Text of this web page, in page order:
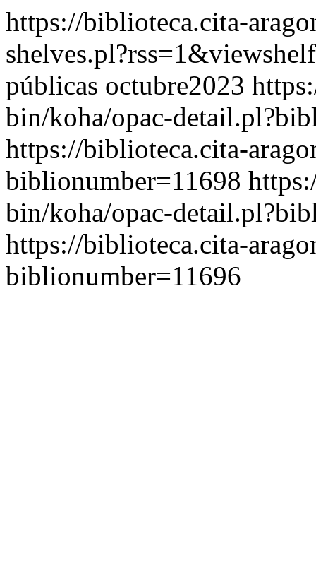
https://biblioteca.cita-
públicas octubre2023
bin/koha/opac-
https://biblioteca.cita-
biblionumber=11698
bin/koha/opac-
https://biblioteca.cita-
biblionumber=11696